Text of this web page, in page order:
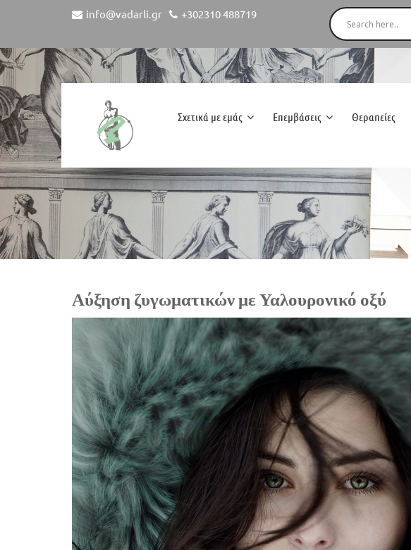
info@vadarli.gr +302310 488719
Σχετικά με εμάς Επεμβάσεις Θεραπείες
Αύξηση ζυγωματικών με Υαλουρονικό οξύ